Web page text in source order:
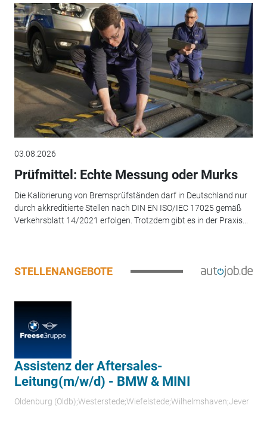
03.08.2026
Prüfmittel: Echte Messung oder Murks
Die Kalibrierung von Bremsprüfständen darf in Deutschland nur
durch akkreditierte Stellen nach DIN EN ISO/IEC 17025 gemäß
Verkehrsblatt 14/2021 erfolgen. Trotzdem gibt es in der Praxis...
STELLENANGEBOTE
Assistenz der Aftersales-
Leitung(m/w/d) - BMW & MINI
Oldenburg (Oldb);Westerstede;Wiefelstede;Wilhelmshaven;Jever